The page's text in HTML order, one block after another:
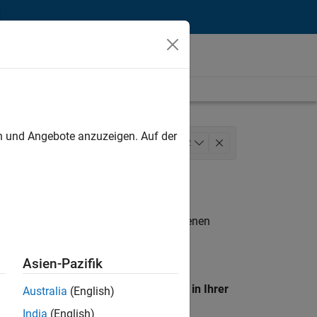
Marketing Services 2
. Wenn Sie noch immer keine offenen
unseres
Standort, um alle Stellenangebote in Ihrer
Angebote anzuzeigen. Auf der
Asien-Pazifik
Australia (English)
India (English)